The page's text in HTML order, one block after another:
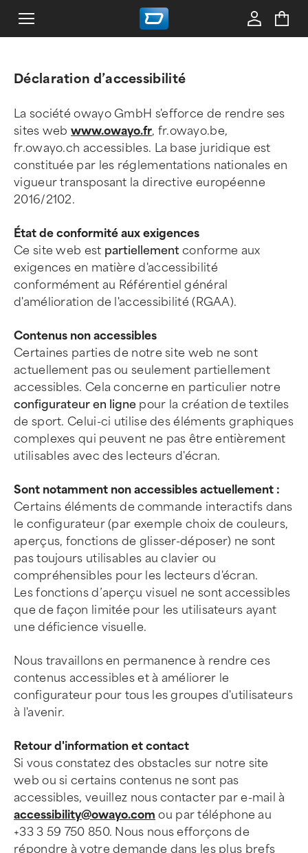
Déclaration d’accessibilité
La société owayo GmbH s'efforce de rendre ses
sites webwww.owayo.fr, fr.owayo.be,
fr.owayo.ch accessibles. La base juridique est
constituée par les réglementations nationales en
vigueur transposant la directive européenne
2016/2102.
État de conformité aux exigences
Ce site web est partiellementconforme aux
exigences en matière d'accessibilité
conformément au Référentiel général
d'amélioration de l'accessibilité (RGAA).
Contenus non accessibles
Certaines parties de notre site web ne sont
actuellement pas ou seulement partiellement
accessibles. Cela concerne en particulier notre
configurateur en ligne pour la création de textiles
de sport. Celui-ci utilise des éléments graphiques
complexes qui peuvent ne pas être entièrement
utilisables avec des lecteurs d'écran.
Sont notamment non accessibles actuellement :
Certains éléments de commande interactifs dans
le configurateur (par exemple choix de couleurs,
aperçus, fonctions de glisser-déposer) ne sont
pas toujours utilisables au clavier ou
compréhensibles pour les lecteurs d'écran.
Les fonctions d’aperçu visuel ne sont accessibles
que de façon limitée pour les utilisateurs ayant
une déficience visuelle.
Nous travaillons en permanence à rendre ces
contenus accessibles et à améliorer le
configurateur pour tous les groupes d'utilisateurs
à l'avenir.
Retour d'information et contact
Si vous constatez des obstacles sur notre site
web ou si certains contenus ne sont pas
accessibles, veuillez nous contacter par e-mail à
accessibility@owayo.com ou par téléphone au
+33 3 59 750 850. Nous nous efforçons de
répondre à votre demande dans les plus brefs